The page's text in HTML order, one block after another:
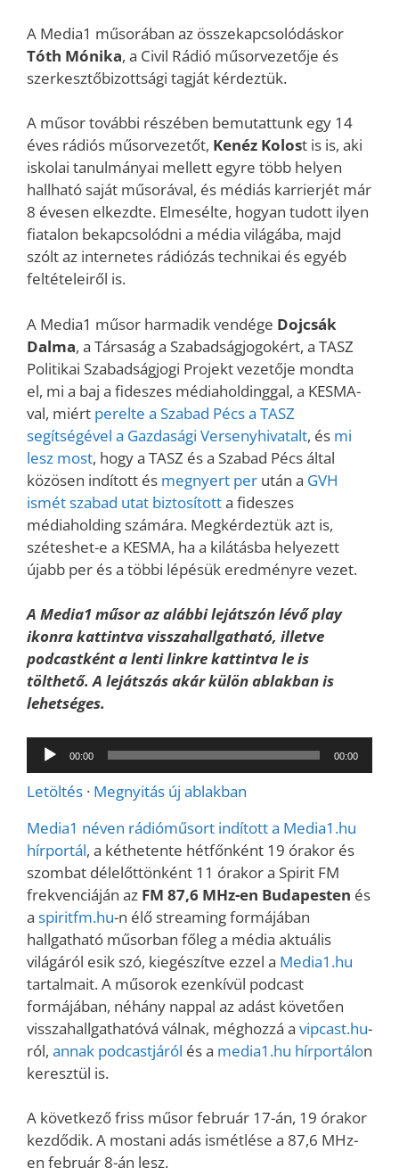
A Media1 műsorában az összekapcsolódáskor
Tóth Mónika, a Civil Rádió műsorvezetője és
szerkesztőbizottsági tagját kérdeztük.
A műsor további részében bemutattunk egy 14
éves rádiós műsorvezetőt, Kenéz Kolost is is, aki
iskolai tanulmányai mellett egyre több helyen
hallható saját műsorával, és médiás karrierjét már
8 évesen elkezdte. Elmesélte, hogyan tudott ilyen
fiatalon bekapcsolódni a média világába, majd
szólt az internetes rádiózás technikai és egyéb
feltételeiről is.
A Media1 műsor harmadik vendége Dojcsák
Dalma, a Társaság a Szabadságjogokért, a TASZ
Politikai Szabadságjogi Projekt vezetője mondta
el, mi a baj a fideszes médiaholdinggal, a KESMA-
val, miért perelte a Szabad Pécs a TASZ
segítségével a Gazdasági Versenyhivatalt, és mi
lesz most, hogy a TASZ és a Szabad Pécs által
közösen indított és megnyert per után a GVH
ismét szabad utat biztosította fideszes
médiaholding számára. Megkérdeztük azt is,
széteshet-e a KESMA, ha a kilátásba helyezett
újabb per és a többi lépésük eredményre vezet.
A Media1 műsor az alábbi lejátszón lévő play
ikonra kattintva visszahallgatható, illetve
podcastként a lenti linkre kattintva le is
tölthető. A lejátszás akár külön ablakban is
lehetséges.
Audió
lejátszó
00:00 00:00
Letöltés · Megnyitás új ablakban
Media1 néven rádióműsort indított a Media1.hu
hírportál, a kéthetente hétfőnként 19 órakor és
szombat délelőttönként 11 órakor a Spirit FM
frekvenciáján az FM 87,6 MHz-en Budapesten és
a spiritfm.hu-n élő streaming formájában
hallgatható műsorban főleg a média aktuális
világáról esik szó, kiegészítve ezzel a Media1.hu
tartalmait. A műsorok ezenkívül podcast
formájában, néhány nappal az adást követően
visszahallgathatóvá válnak, méghozzá a vipcast.hu-
ról, annak podcastjáról és a media1.hu hírportálon
keresztül is.
A következő friss műsor február 17-án, 19 órakor
kezdődik. A mostani adás ismétlése a 87,6 MHz-
en február 8-án lesz.